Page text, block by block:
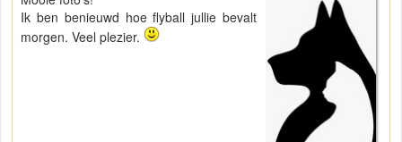
Ik ben benieuwd hoe flyball jullie bevalt
morgen. Veel plezier.